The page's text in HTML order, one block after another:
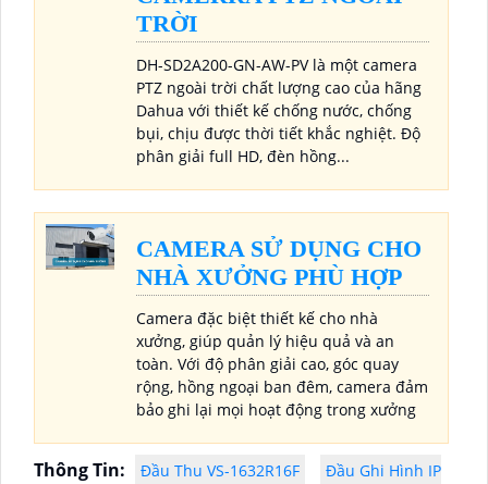
TRỜI
DH-SD2A200-GN-AW-PV là một camera
PTZ ngoài trời chất lượng cao của hãng
Dahua với thiết kế chống nước, chống
bụi, chịu được thời tiết khắc nghiệt. Độ
phân giải full HD, đèn hồng...
CAMERA SỬ DỤNG CHO
NHÀ XƯỞNG PHÙ HỢP
Camera đặc biệt thiết kế cho nhà
xưởng, giúp quản lý hiệu quả và an
toàn. Với độ phân giải cao, góc quay
rộng, hồng ngoại ban đêm, camera đảm
bảo ghi lại mọi hoạt động trong xưởng
Thông Tin: Đầu Thu VS-1632R16F
Đầu Ghi Hình IP